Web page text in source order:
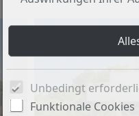
Unbedingt
Funktionale Cookies